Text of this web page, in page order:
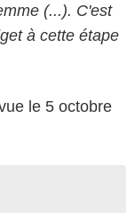
(...). C'est
à cette étape
le 5 octobre